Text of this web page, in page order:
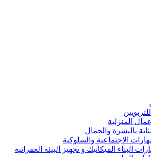
المنزلية
بالبشرة والجمال
الاجتماعية والسلوكية
البناء الميكانيك و تجهيز البيئة العمرانية